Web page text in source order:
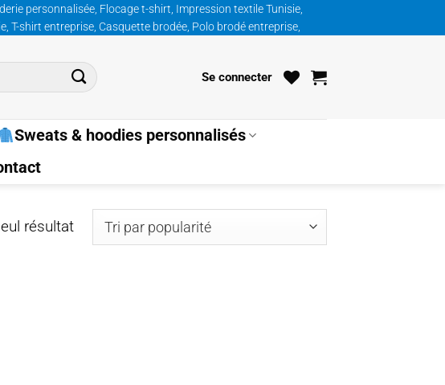
personnalisée, Flocage t-shirt, Impression textile Tunisie,
shirt entreprise, Casquette brodée, Polo brodé entreprise,
Se connecter
Sweats & hoodies personnalisés
résultat